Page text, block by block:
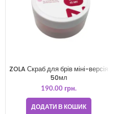
ZOLA Скраб для брів міні-версія
50мл
190.00 грн.
ДОДАТИ В КОШИК